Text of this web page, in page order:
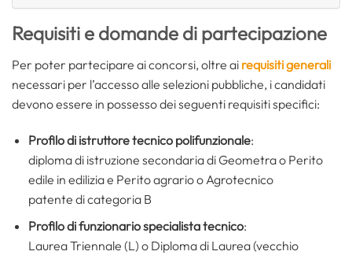
Requisiti e domande di partecipazione
Per poter partecipare ai concorsi, oltre ai requisiti generali
necessari per l’accesso alle selezioni pubbliche, i candidati
devono essere in possesso dei seguenti requisiti specifici:
Profilo di istruttore tecnico polifunzionale:
diploma di istruzione secondaria di Geometra o Perito
edile in edilizia e Perito agrario o Agrotecnico
patente di categoria B
Profilo di funzionario specialista tecnico:
Laurea Triennale (L) o Diploma di Laurea (vecchio